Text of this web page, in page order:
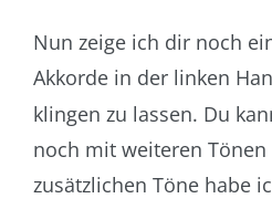
Nun zeige ich dir noch
Akkorde in der linken
klingen zu lassen. Du
noch mit weiteren
zusätzlichen Töne habe